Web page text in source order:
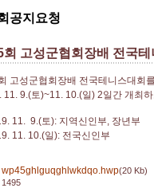
공지요청
회 고성군협회장배 전국
고성군협회장배 전국테니스대회
11. 9.(토)~11. 10.(일) 2일간 개최
11. 9.(토): 지역신인부, 장년부
11. 10.(일): 전국신인부
wp45ghlguqghlwkdqo.hwp(20 Kb)
1495